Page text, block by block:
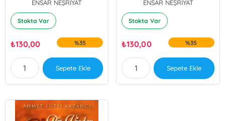
ENSAR NEŞRİYAT
Stokta Var
₺130,00 %35
Sepete Ekle
ENSAR NEŞRİYAT
Stokta Var
₺130,00 %35
Sepete Ekle